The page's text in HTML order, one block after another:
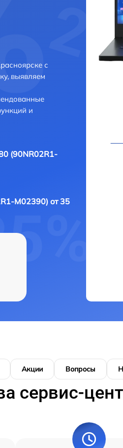
с
выявляем
и
(90NR02R1-
M02390) от 35
Акции Вопросы
сервис-